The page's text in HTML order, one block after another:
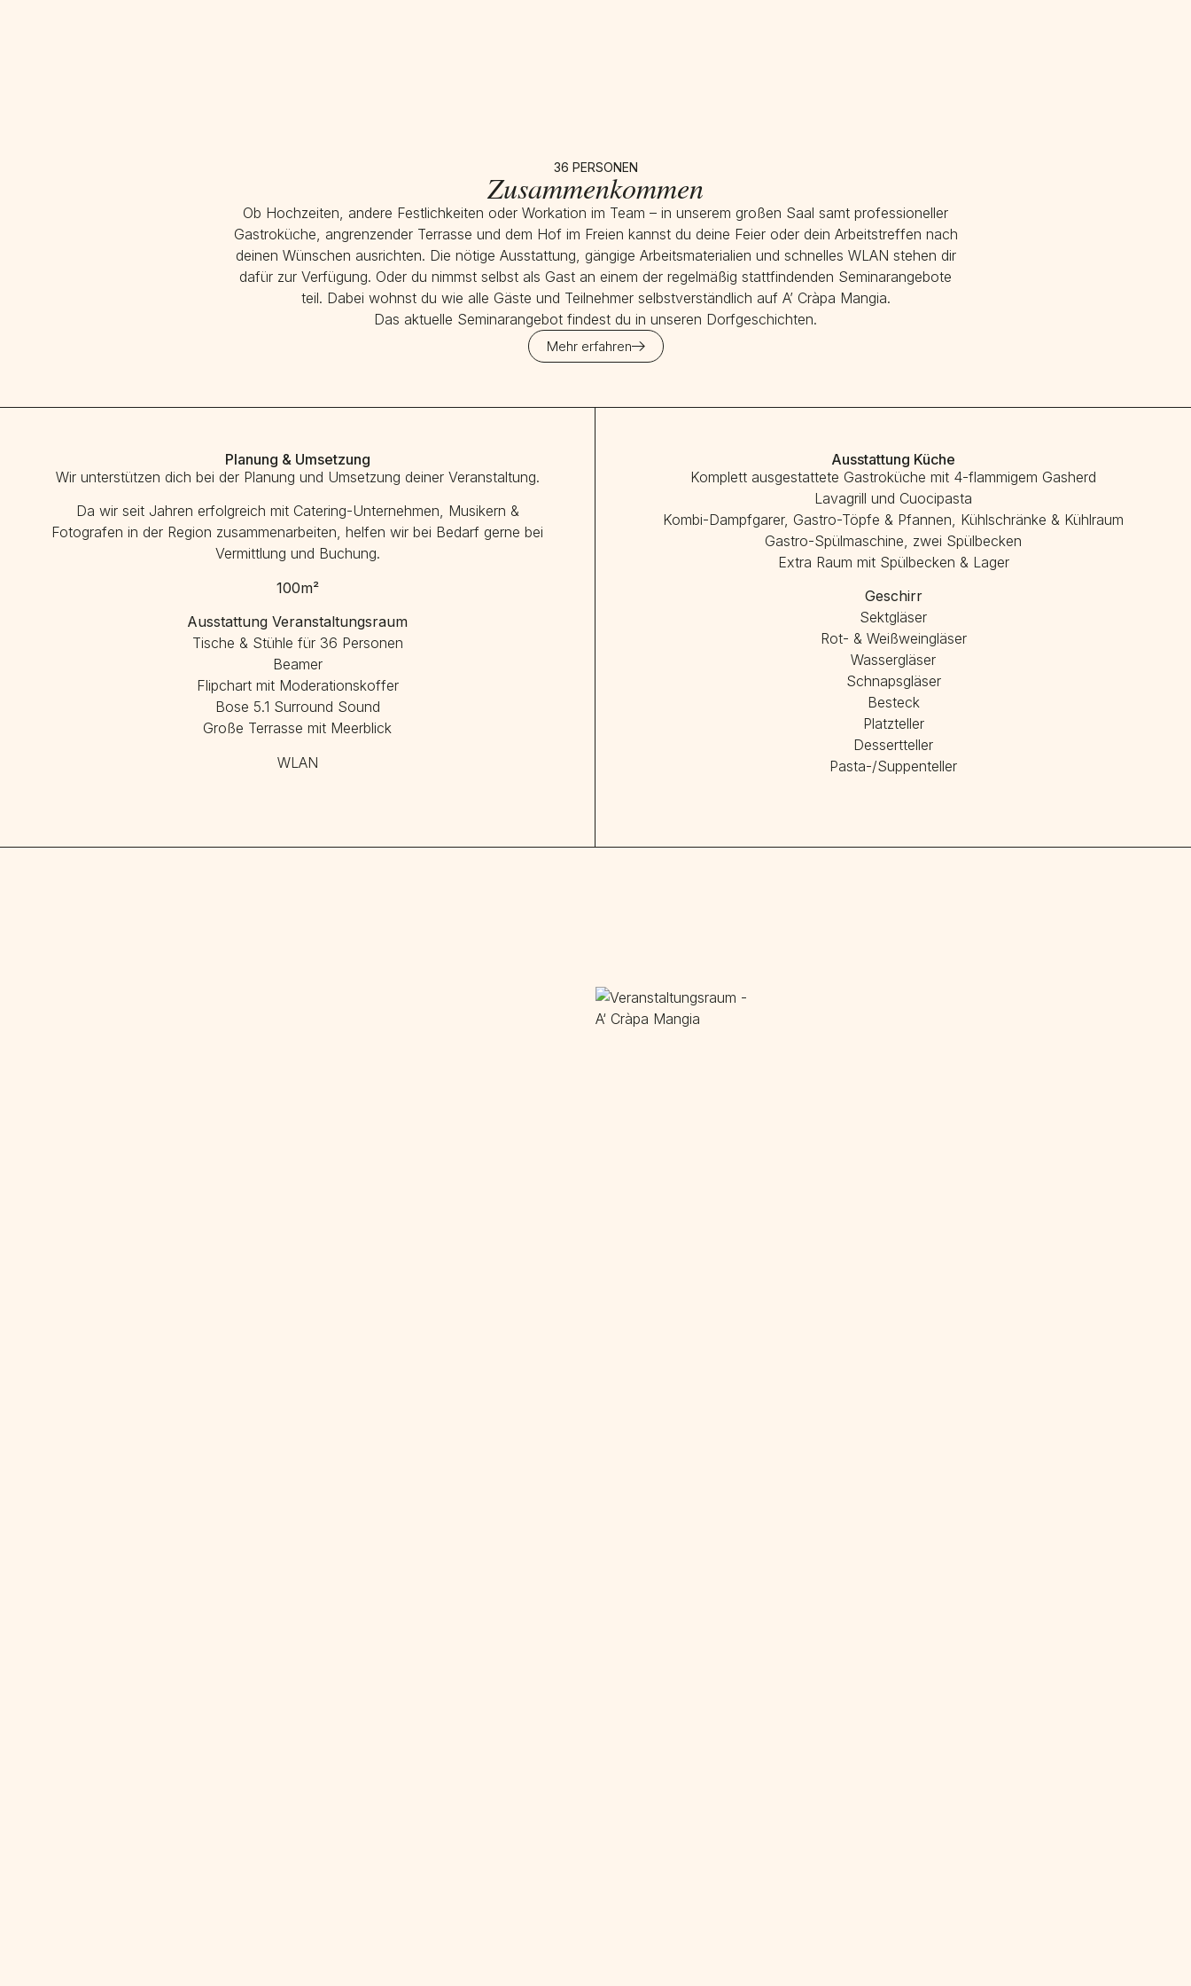
36 PERSONEN
Zusammenkommen
Ob Hochzeiten, andere Festlichkeiten oder Workation im Team – in unserem großen Saal samt professioneller
Gastroküche, angrenzender Terrasse und dem Hof im Freien kannst du deine Feier oder dein Arbeitstreffen nach
deinen Wünschen ausrichten. Die nötige Ausstattung, gängige Arbeitsmaterialien und schnelles WLAN stehen dir
dafür zur Verfügung. Oder du nimmst selbst als Gast an einem der regelmäßig stattfindenden Seminarangebote
teil. Dabei wohnst du wie alle Gäste und Teilnehmer selbstverständlich auf A’ Cràpa Mangia.
Das aktuelle Seminarangebot findest du in unseren Dorfgeschichten.
Mehr erfahren
Planung & Umsetzung
Wir unterstützen dich bei der Planung und Umsetzung deiner Veranstaltung.
Da wir seit Jahren erfolgreich mit Catering-Unternehmen, Musikern &
Fotografen in der Region zusammenarbeiten, helfen wir bei Bedarf gerne bei
Vermittlung und Buchung.
100m²
Ausstattung Veranstaltungsraum
Tische & Stühle für 36 Personen
Beamer
Flipchart mit Moderationskoffer
Bose 5.1 Surround Sound
Große Terrasse mit Meerblick
WLAN
Ausstattung Küche
Komplett ausgestattete Gastroküche mit 4-flammigem Gasherd
Lavagrill und Cuocipasta
Kombi-Dampfgarer, Gastro-Töpfe & Pfannen, Kühlschränke & Kühlraum
Gastro-Spülmaschine, zwei Spülbecken
Extra Raum mit Spülbecken & Lager
Geschirr
Sektgläser
Rot- & Weißweingläser
Wassergläser
Schnapsgläser
Besteck
Platzteller
Dessertteller
Pasta-/Suppenteller